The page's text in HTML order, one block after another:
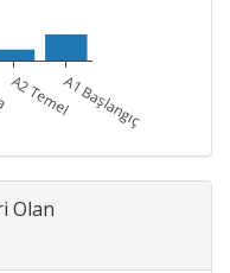
A2 TemelA1 Başlangıç
Olan